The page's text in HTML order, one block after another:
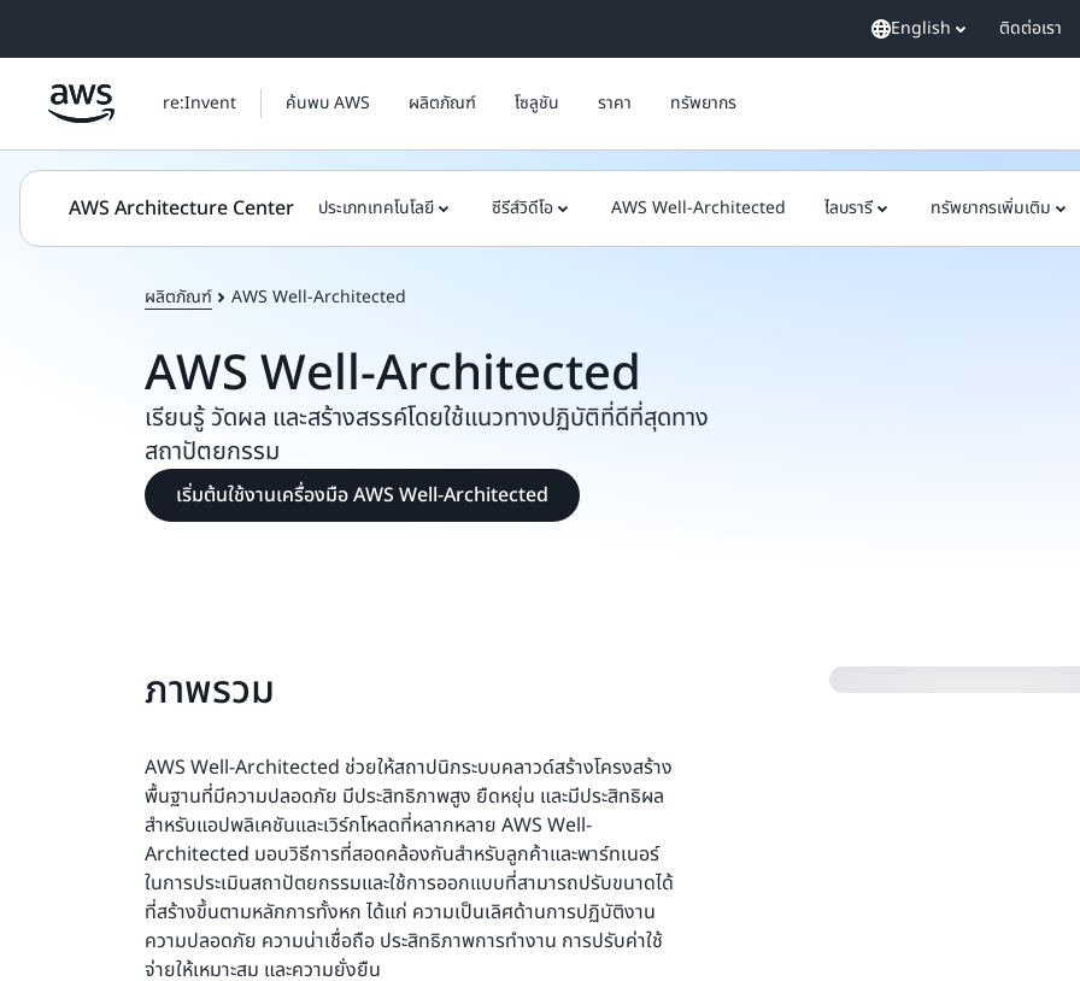
English ติดต่อเรา
re:Invent ค้นพบ AWS ผลิตภัณฑ์ โซลูชัน ราคา ทรัพยากร
AWS Architecture Center ประเภทเทคโนโลยี ซีรีส์วิดีโอ AWS Well-Architected ไลบรารี ทรัพยากรเพิ่มเติม
ผลิตภัณฑ์ AWS Well-Architected
AWS Well-Architected
เรียนรู้ วัดผล และสร้างสรรค์โดยใช้แนวทางปฏิบัติที่ดีที่สุดทาง
สถาปัตยกรรม
เริ่มต้นใช้งานเครื่องมือ AWS Well-Architected
ภาพรวม
AWS Well-Architected ช่วยให้สถาปนิกระบบคลาวด์สร้างโครงสร้าง
พื้นฐานที่มีความปลอดภัย มีประสิทธิภาพสูง ยืดหยุ่น และมีประสิทธิผล
สำหรับแอปพลิเคชันและเวิร์กโหลดที่หลากหลาย AWS Well-
Architected มอบวิธีการที่สอดคล้องกันสำหรับลูกค้าและพาร์ทเนอร์
ในการประเมินสถาปัตยกรรมและใช้การออกแบบที่สามารถปรับขนาดได้
ที่สร้างขึ้นตามหลักการทั้งหก ได้แก่ ความเป็นเลิศด้านการปฏิบัติงาน
ความปลอดภัย ความน่าเชื่อถือ ประสิทธิภาพการทำงาน การปรับค่าใช้
จ่ายให้เหมาะสม และความยั่งยืน